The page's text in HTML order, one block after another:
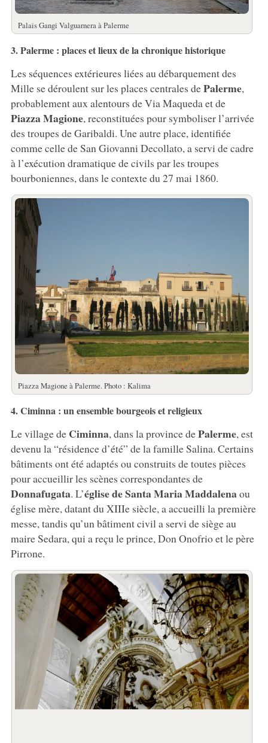
Palais Gangi Valguarnera à Palerme
3. Palerme : places et lieux de la chronique historique
Les séquences extérieures liées au débarquement des
Mille se déroulent sur les places centrales dePalerme,
probablement aux alentours de Via Maqueda et de
Piazza Magione, reconstituées pour symboliser l’arrivée
des troupes de Garibaldi. Une autre place, identifiée
comme celle de San Giovanni Decollato, a servi de cadre
à l’exécution dramatique de civils par les troupes
bourboniennes, dans le contexte du 27 mai 1860.
Piazza Magione à Palerme. Photo : Kalima
4. Ciminna : un ensemble bourgeois et religieux
Le village de Ciminna, dans la province dePalerme, est
devenu la “résidence d’été” de la famille Salina. Certains
bâtiments ont été adaptés ou construits de toutes pièces
pour accueillir les scènes correspondantes de
Donnafugata. L’église de Santa Maria Maddalenaou
église mère, datant du XIIIe siècle, a accueilli la première
messe, tandis qu’un bâtiment civil a servi de siège au
maire Sedara, qui a reçu le prince, Don Onofrio et le père
Pirrone.